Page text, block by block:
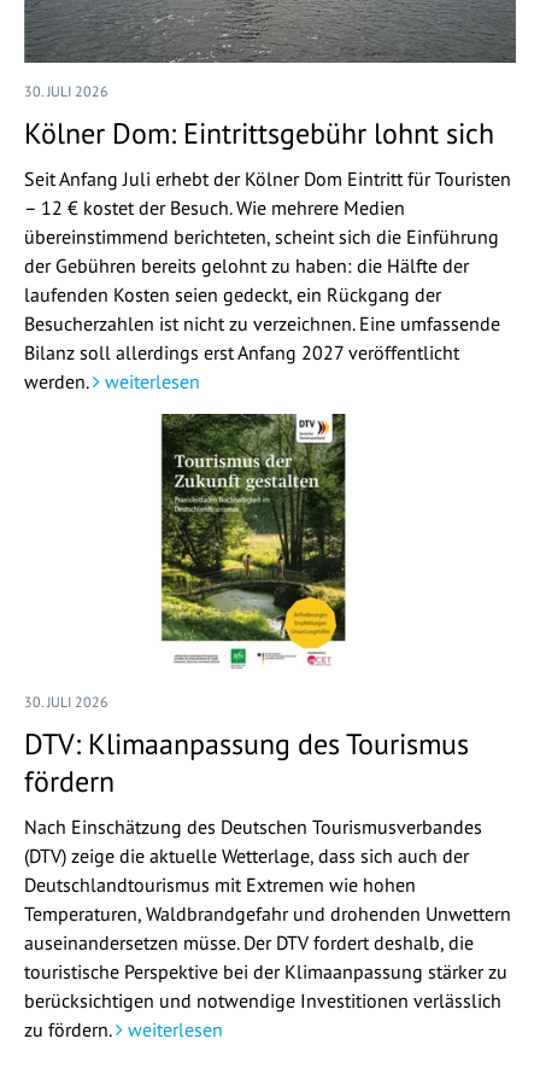
30. JULI 2026
Kölner Dom: Eintrittsgebühr lohnt sich
Seit Anfang Juli erhebt der Kölner Dom Eintritt für Touristen
– 12 € kostet der Besuch. Wie mehrere Medien
übereinstimmend berichteten, scheint sich die Einführung
der Gebühren bereits gelohnt zu haben: die Hälfte der
laufenden Kosten seien gedeckt, ein Rückgang der
Besucherzahlen ist nicht zu verzeichnen. Eine umfassende
Bilanz soll allerdings erst Anfang 2027 veröffentlicht
werden.
weiterlesen
30. JULI 2026
DTV: Klimaanpassung des Tourismus
fördern
Nach Einschätzung des Deutschen Tourismusverbandes
(DTV) zeige die aktuelle Wetterlage, dass sich auch der
Deutschlandtourismus mit Extremen wie hohen
Temperaturen, Waldbrandgefahr und drohenden Unwettern
auseinandersetzen müsse. Der DTV fordert deshalb, die
touristische Perspektive bei der Klimaanpassung stärker zu
berücksichtigen und notwendige Investitionen verlässlich
zu fördern.
weiterlesen